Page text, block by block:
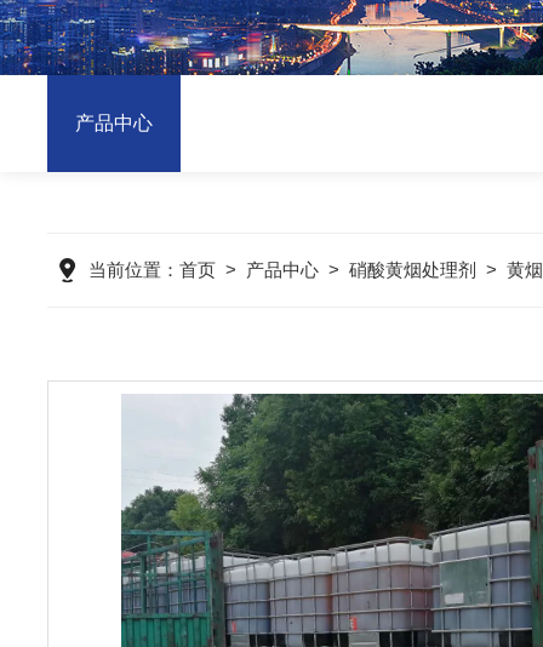
产品中心
当前位置： 首页 > 产品中心 > 硝酸黄烟处理剂 > 黄